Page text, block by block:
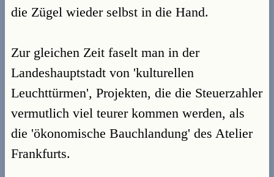
die Zügel wieder selbst in die Hand.
Zur gleichen Zeit faselt man in der
Landeshauptstadt von 'kulturellen
Leuchttürmen', Projekten, die die Steuerzahler
vermutlich viel teurer kommen werden, als
die 'ökonomische Bauchlandung' des Atelier
Frankfurts.